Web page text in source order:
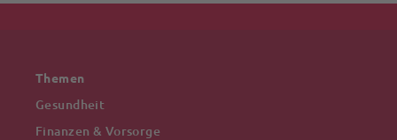
Themen
Gesundheit
Finanzen & Vorsorge